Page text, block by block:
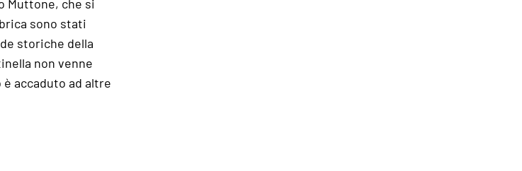
Muttone, che si
sono stati
storiche della
non venne
accaduto ad altre